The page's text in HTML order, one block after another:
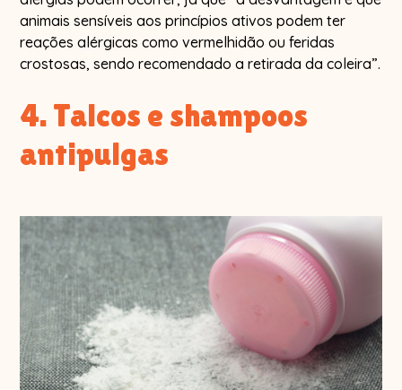
animais sensíveis aos princípios ativos podem ter
reações alérgicas como vermelhidão ou feridas
crostosas, sendo recomendado a retirada da coleira”.
4. Talcos e shampoos
antipulgas